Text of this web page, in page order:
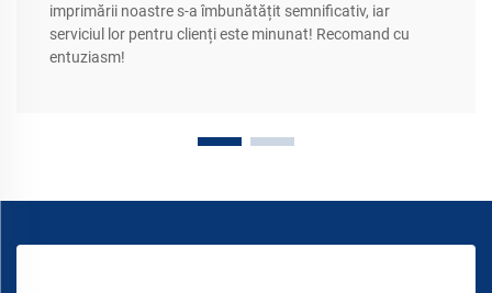
imprimării noastre s-a îmbunătățit semnificativ, iar
serviciul lor pentru clienți este minunat! Recomand cu
entuziasm!